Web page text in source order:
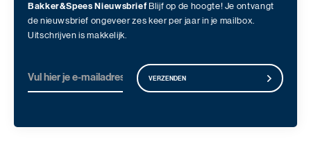
Bakker&Spees Nieuwsbrief Blijf op de hoogte! Je ontvangt
de nieuwsbrief ongeveer zes keer per jaar in je mailbox.
Uitschrijven is makkelijk.
VERZENDEN